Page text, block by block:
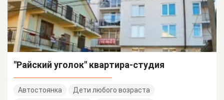
"Райский уголок" квартира-студия
Автостоянка
Дети любого возраста